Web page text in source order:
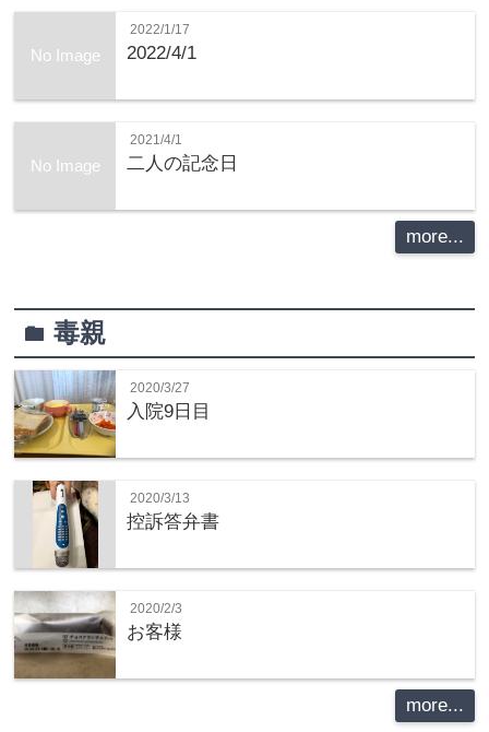
No Image
2022/1/17
2022/4/1
No Image
2021/4/1
二人の記念日
more...
folder毒親
2020/3/27
入院9日目
2020/3/13
控訴答弁書
2020/2/3
お客様
more...